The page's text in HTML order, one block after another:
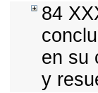
84
en su
y